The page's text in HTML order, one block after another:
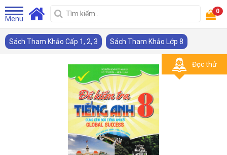
Menu
0
Sách Tham Khảo Cấp 1, 2, 3 Sách Tham Khảo Lớp 8
Đọc thử